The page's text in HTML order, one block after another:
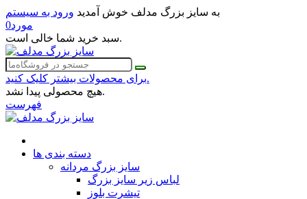
به سایز بزرگ مدلف خوش آمدید ورود به سیستم
0مورد
سبد خرید شما خالی است.
برای محصولات بیشتر کلیک کنید.
هیچ محصولی پیدا نشد.
فهرست
دسته بندی ها
سایز بزرگ مردانه
لباس زیر سایز بزرگ
تیشرت بلوز